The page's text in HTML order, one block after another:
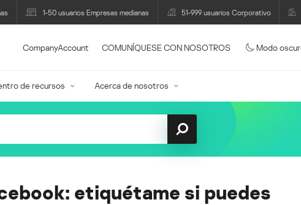
1-50 usuarios Empresas medianas 51-999 usuarios Corporativo
CompanyAccount COMUNÍQUESE CON NOSOTROS Modo
de recursos Acerca de nosotros
etiquétame si puedes